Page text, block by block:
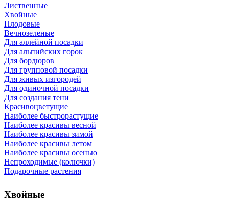
Лиственные
Хвойные
Плодовые
Вечнозеленые
Для аллейной посадки
Для альпийских горок
Для бордюров
Для групповой посадки
Для живых изгородей
Для одиночной посадки
Для создания тени
Красивоцветущие
Наиболее быстрорастущие
Наиболее красивы весной
Наиболее красивы зимой
Наиболее красивы летом
Наиболее красивы осенью
Непроходимые (колючки)
Подарочные растения
Хвойные